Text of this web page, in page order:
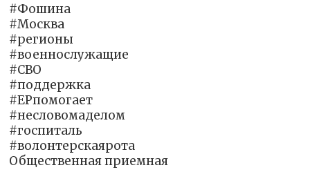
#Фошина
#Москва
#регионы
#военнослужащие
#СВО
#поддержка
#ЕРпомогает
#несловомаделом
#госпиталь
#волонтерскаярота
Общественная приемная